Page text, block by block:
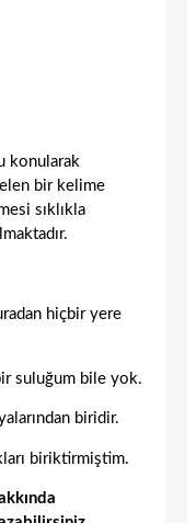
konularak
bir kelime
sıklıkla
hiçbir yere
suluğum bile yok.
biridir.
biriktirmiştim.